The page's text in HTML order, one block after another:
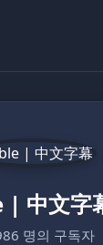
| 中文字
명의 구독자